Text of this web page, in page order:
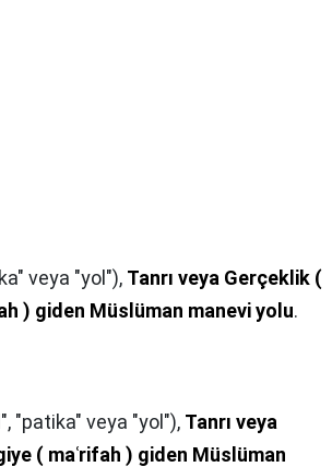
veya "yol"), Tanrı veya Gerçeklik (
) giden Müslüman manevi yolu.
"patika" veya "yol"), Tanrı veya
( maʿrifah ) giden Müslüman